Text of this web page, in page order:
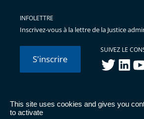
This site uses cookies and gives you
to activate
INFOLETTRE
Inscrivez-vous à la lettre de la Justice
S'inscrire
SUIVEZ LE
twitter
© Conseil d'État 2026 - Mentions légales